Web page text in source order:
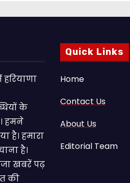
के
हमने
है। हमारा
है।
खबरें पढ़
की
Quick Links
Home
Contact Us
About Us
Editorial Team